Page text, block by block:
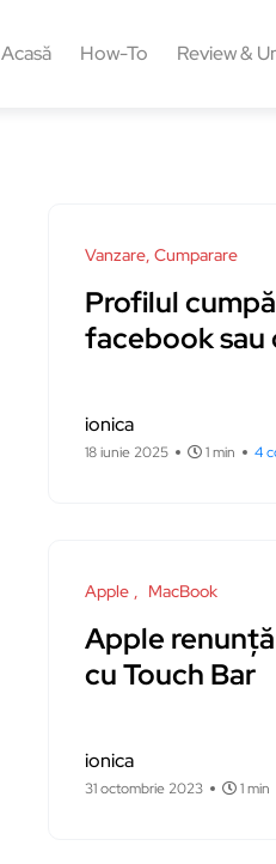
Acasă How-To Review &
Vanzare, Cumparare
Profilul
facebook sau
ionica
18 iunie 2025 1 min 4
Apple MacBook
Apple
cu Touch Bar
ionica
31 octombrie 2023 1 min